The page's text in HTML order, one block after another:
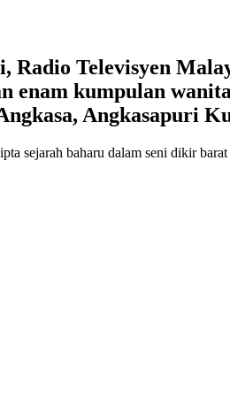
Radio Televisyen
enam kumpulan
Angkasapuri
sejarah baharu dalam seni dikir